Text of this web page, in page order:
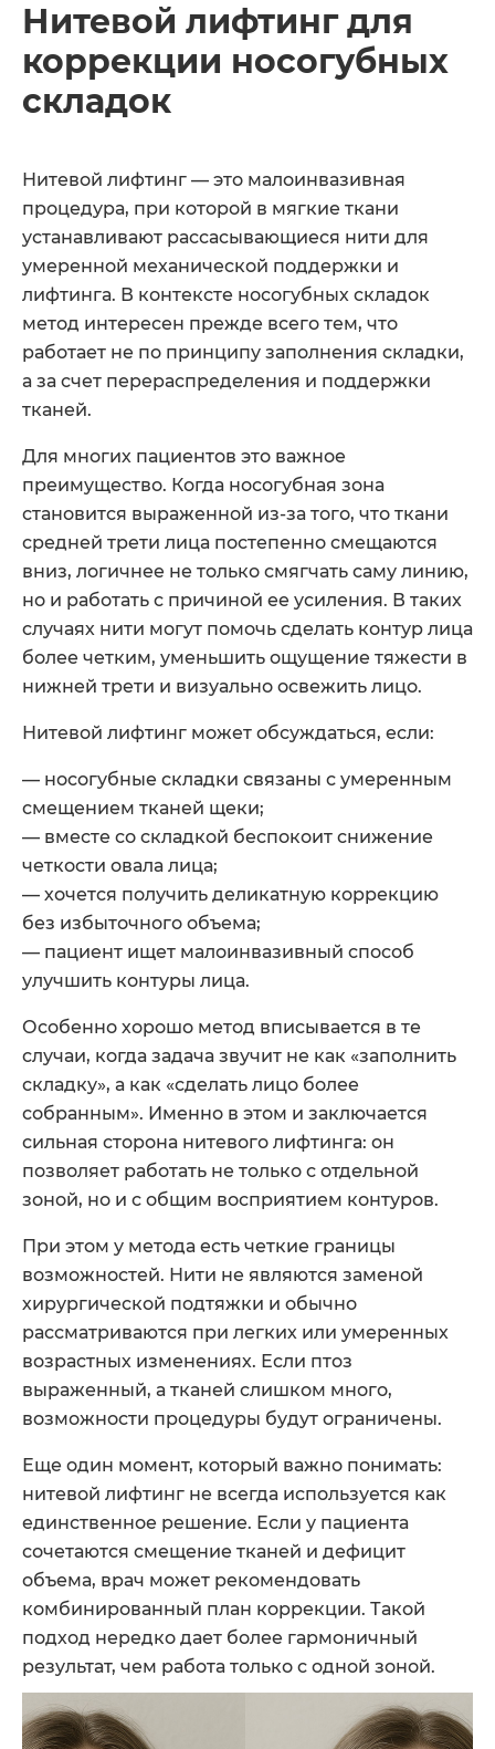
Нитевой лифтинг для
коррекции носогубных
складок
Нитевой лифтинг — это малоинвазивная
процедура, при которой в мягкие ткани
устанавливают рассасывающиеся нити для
умеренной механической поддержки и
лифтинга. В контексте носогубных складок
метод интересен прежде всего тем, что
работает не по принципу заполнения складки,
а за счет перераспределения и поддержки
тканей.
Для многих пациентов это важное
преимущество. Когда носогубная зона
становится выраженной из-за того, что ткани
средней трети лица постепенно смещаются
вниз, логичнее не только смягчать саму линию,
но и работать с причиной ее усиления. В таких
случаях нити могут помочь сделать контур лица
более четким, уменьшить ощущение тяжести в
нижней трети и визуально освежить лицо.
Нитевой лифтинг может обсуждаться, если:
— носогубные складки связаны с умеренным
смещением тканей щеки;
— вместе со складкой беспокоит снижение
четкости овала лица;
— хочется получить деликатную коррекцию
без избыточного объема;
— пациент ищет малоинвазивный способ
улучшить контуры лица.
Особенно хорошо метод вписывается в те
случаи, когда задача звучит не как «заполнить
складку», а как «сделать лицо более
собранным». Именно в этом и заключается
сильная сторона нитевого лифтинга: он
позволяет работать не только с отдельной
зоной, но и с общим восприятием контуров.
При этом у метода есть четкие границы
возможностей. Нити не являются заменой
хирургической подтяжки и обычно
рассматриваются при легких или умеренных
возрастных изменениях. Если птоз
выраженный, а тканей слишком много,
возможности процедуры будут ограничены.
Еще один момент, который важно понимать:
нитевой лифтинг не всегда используется как
единственное решение. Если у пациента
сочетаются смещение тканей и дефицит
объема, врач может рекомендовать
комбинированный план коррекции. Такой
подход нередко дает более гармоничный
результат, чем работа только с одной зоной.